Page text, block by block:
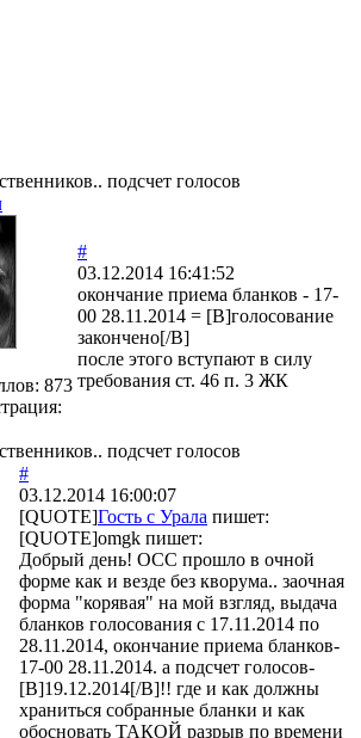
подсчет голосов
873
#
03.12.2014 16:41:52
окончание приема бланков - 17-
00 28.11.2014 = [B]голосование
закончено[/B]
после этого вступают в силу
требования ст. 46 п. 3 ЖК
подсчет голосов
#
03.12.2014 16:00:07
[QUOTE]Гость с Урала пишет:
[QUOTE]omgk пишет:
Добрый день! ОСС прошло в очной
форме как и везде без кворума.. заочная
форма "корявая" на мой взгляд, выдача
бланков голосования с 17.11.2014 по
28.11.2014, окончание приема бланков-
17-00 28.11.2014. а подсчет голосов-
[B]19.12.2014[/B]!! где и как должны
храниться собранные бланки и как
обосновать ТАКОЙ разрыв по времени